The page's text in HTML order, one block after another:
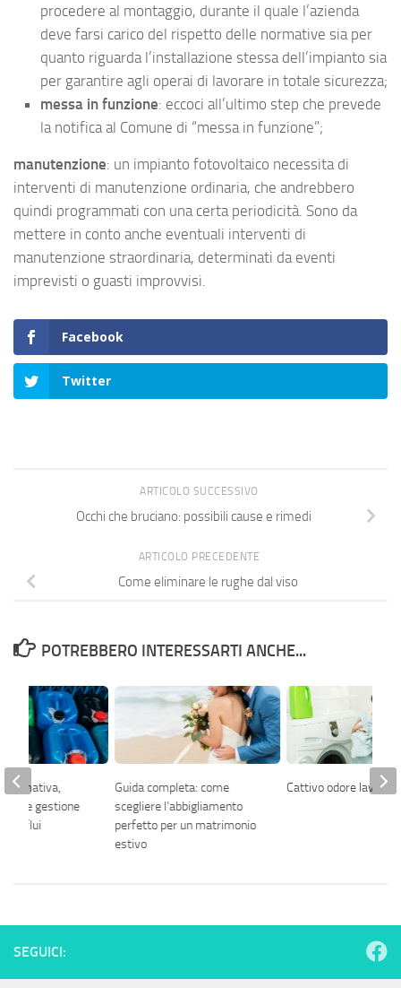
procedere al montaggio, durante il quale l’azienda
deve farsi carico del rispetto delle normative sia per
quanto riguarda l’installazione stessa dell’impianto sia
per garantire agli operai di lavorare in totale sicurezza;
messa in funzione: eccoci all’ultimo step che prevede
la notifica al Comune di “messa in funzione”;
manutenzione: un impianto fotovoltaico necessita di
interventi di manutenzione ordinaria, che andrebbero
quindi programmati con una certa periodicità. Sono da
mettere in conto anche eventuali interventi di
manutenzione straordinaria, determinati da eventi
imprevisti o guasti improvvisi.
Facebook
Twitter
ARTICOLO SUCCESSIVO
Occhi che bruciano: possibili cause e rimedi
ARTICOLO PRECEDENTE
Come eliminare le rughe dal viso
POTREBBERO INTERESSARTI ANCHE...
Guida completa: come
scegliere l’abbigliamento
perfetto per un matrimonio
estivo
Cattivo odore
normativa,
e gestione
reflui
SEGUICI: